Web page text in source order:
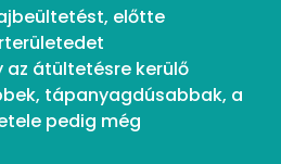
előtte
átültetésre kerülő
tápanyagdúsabbak, a
pedig még